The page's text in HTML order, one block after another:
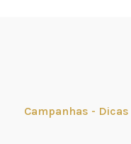
Campanhas -